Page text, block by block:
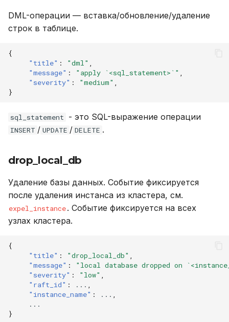
DML-операции — вставка/обновление/удаление
строк в таблице.
{
"title" : "dml"
"message" : "apply `<sql_statement>`"
"severity" : "medium"
}
sql_statement - это SQL-выражение операции
INSERT / UPDATE / DELETE .
drop_local_db
Удаление базы данных. Событие фиксируется
после удаления инстанса из кластера, см.
expel_instance. Событие фиксируется на всех
узлах кластера.
{
"title" : "drop_local_db"
"message" :
"local database dropped on
"severity" : "low"
"raft_id" : ...
"instance_name" : ...
...
}